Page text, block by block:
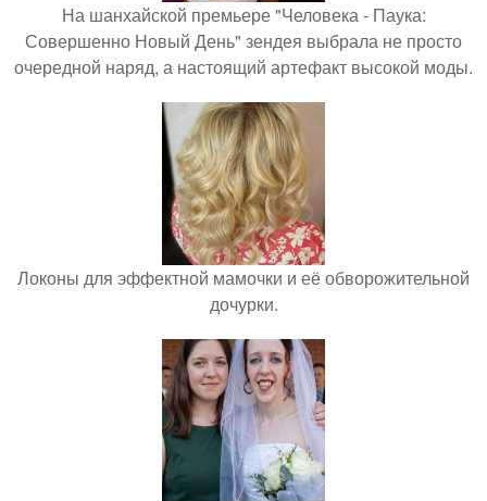
На шанхайской премьере "Человека - Паука:
Совершенно Новый День" зендея выбрала не просто
очередной наряд, а настоящий артефакт высокой моды.
Локоны для эффектной мамочки и её обворожительной
дочурки.